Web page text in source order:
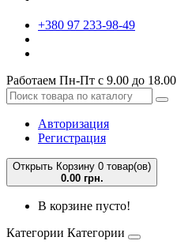
+380 97 233-98-49
Работаем Пн-Пт с 9.00 до
Авторизация
Регистрация
Открыть Корзину 0 товар(ов)
0.00 грн.
В корзине пусто!
Категории Категории